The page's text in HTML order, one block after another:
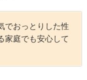
でおっとりした性
家庭でも安心して